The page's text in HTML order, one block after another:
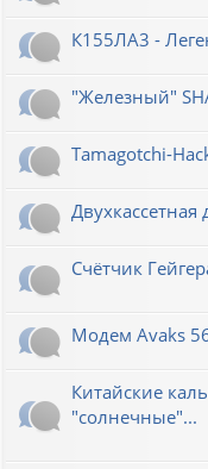
К155ЛА3 -
"Железный"
Tamagotchi-
Двухкассетная
Счётчик
Модем Avaks
Китайские
"солнечные"...